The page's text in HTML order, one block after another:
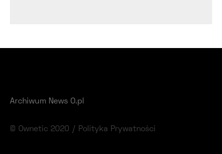
Archiwum News O.pl
© Ownetic 2020 / Polityka Prywatności